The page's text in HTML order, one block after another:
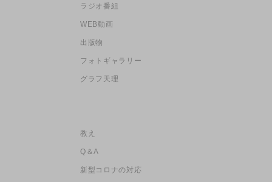
ラジオ番組
WEB動画
出版物
フォトギャラリー
グラフ天理
教え
Q＆A
新型コロナの対応